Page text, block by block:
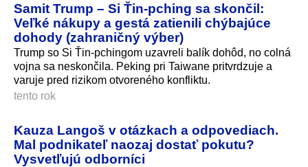
Samit Trump – Si Ťin-pching sa skončil:
Veľké nákupy a gestá zatienili chýbajúce
dohody (zahraničný výber)
Trump so Si Ťin-pchingom uzavreli balík dohôd, no colná
vojna sa neskončila. Peking pri Taiwane pritvrdzuje a
varuje pred rizikom otvoreného konfliktu.
tento rok
Kauza Langoš v otázkach a odpovediach.
Mal podnikateľ naozaj dostať pokutu?
Vysvetľujú odborníci